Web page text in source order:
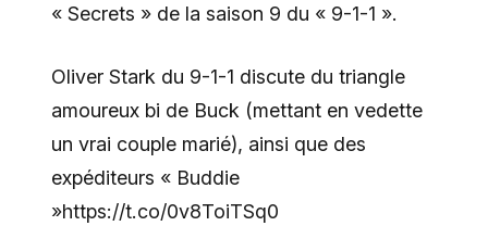
« Secrets » de la saison 9 du « 9-1-1 ».
Oliver Stark du 9-1-1 discute du triangle
amoureux bi de Buck (mettant en vedette
un vrai couple marié), ainsi que des
expéditeurs « Buddie
»https://t.co/0v8ToiTSq0